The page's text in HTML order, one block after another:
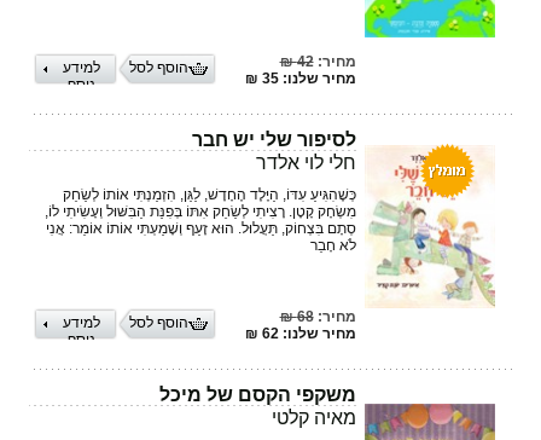
מחיר:42 ₪
מחיר שלנו: 35 ₪
למידע
נוסף
הוסף לסל
לסיפור שלי יש חבר
חלי לוי אלדר
כְּשֶׁהִגִּיעַ עִדּוֹ, הַיֶּלֶד הֶחָדָשׁ, לַגַּן, הִזְמַנְתִּי אוֹתוֹ לְשַׂחֵק
מִשְׂחָק קָטָן. רָצִיתִי לְשַׂחֵק אִתּוֹ בְּפִנַּת הַבִּשּׁוּל וְעָשִׂיתִי לוֹ,
סְתָם בִּצְחוֹק, תַּעֲלוּל. הוּא זָעַף וְשָׁמַעְתִּי אוֹתוֹ אוֹמֵר: אֲנִי
לֹא חָבֵר
מחיר:68 ₪
מחיר שלנו: 62 ₪
למידע
נוסף
הוסף לסל
משקפי הקסם של מיכל
מאיה קלטי